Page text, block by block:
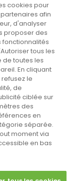
-Politique de cookies
to the theme options
single license for each
cookies pour
afin
d'analyser
proposer des
fonctionnalités
tous les
de toutes les
En cliquant
le
de
ciblée sur
des
en
séparée.
moment via
en bas